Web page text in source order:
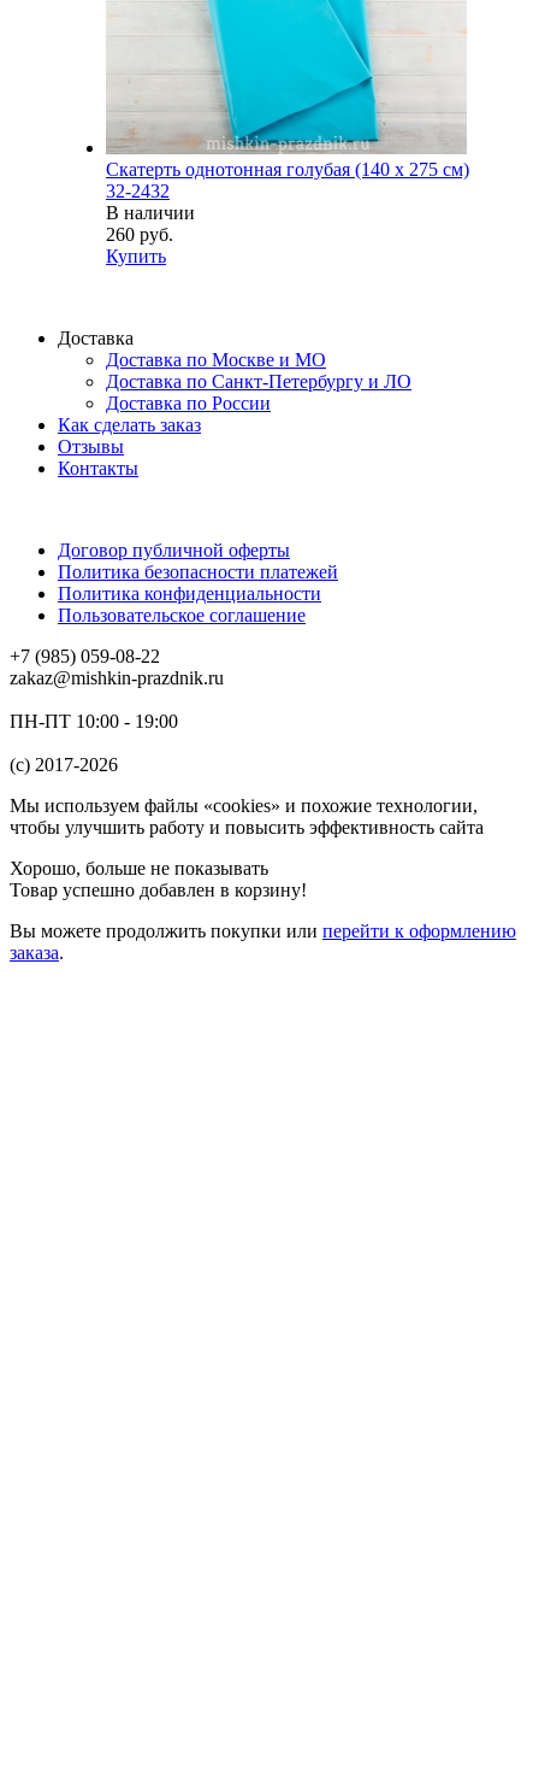
Скатерть однотонная голубая (140 х 275 см)
32-2432
В наличии
260 руб.
Купить
Доставка
Доставка по Москве и МО
Доставка по Санкт-Петербургу и ЛО
Доставка по России
Как сделать заказ
Отзывы
Контакты
Договор публичной оферты
Политика безопасности платежей
Политика конфиденциальности
Пользовательское соглашение
+7 (985) 059-08-22
zakaz@mishkin-prazdnik.ru
ПН-ПТ 10:00 - 19:00
(c) 2017-2026
Мы используем файлы «cookies» и похожие технологии,
чтобы улучшить работу и повысить эффективность сайта
Хорошо, больше не показывать
Товар успешно добавлен в корзину!
Вы можете продолжить покупки или перейти к оформлению
заказа.